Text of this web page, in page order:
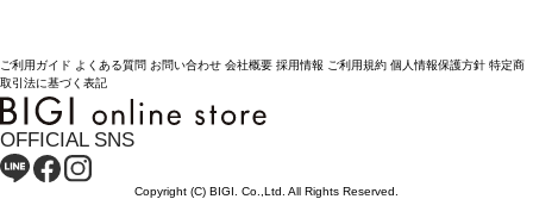
ご利用ガイド よくある質問 お問い合わせ 会社概要 採用情報 ご利用規約 個人情報保護方針 特定商
取引法に基づく表記
OFFICIAL SNS
Copyright (C) BIGI. Co.,Ltd. All Rights Reserved.